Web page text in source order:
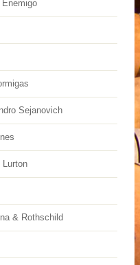
Enemigo
Sejanovich
Lurton
& Rothschild